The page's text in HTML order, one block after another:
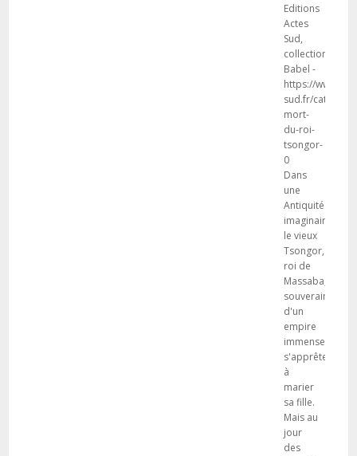
Editions
Actes
Sud,
collections
Babel -
https://
sud.fr/
mort-
du-roi-
tsongor-
0
Dans
une
Antiquité
imaginaire,
le vieux
Tsongor,
roi de
Massaba,
souverain
d'un
empire
immense,
s'apprête
à
marier
sa fille.
Mais au
jour
des